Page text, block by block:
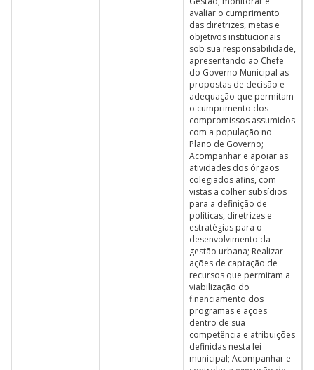
avaliar o cumprimento
das diretrizes, metas e
objetivos institucionais
sob sua responsabilidade,
apresentando ao Chefe
do Governo Municipal as
propostas de decisão e
adequação que permitam
o cumprimento dos
compromissos assumidos
com a população no
Plano de Governo;
Acompanhar e apoiar as
atividades dos órgãos
colegiados afins, com
vistas a colher subsídios
para a definição de
políticas, diretrizes e
estratégias para o
desenvolvimento da
gestão urbana; Realizar
ações de captação de
recursos que permitam a
viabilização do
financiamento dos
programas e ações
dentro de sua
competência e atribuições
definidas nesta lei
municipal; Acompanhar e